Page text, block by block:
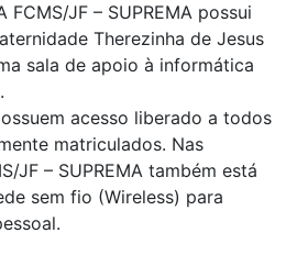
JF – SUPREMA possui
Therezinha de Jesus
sala de apoio à informática
acesso liberado a todos
matriculados. Nas
JF – SUPREMA também está
sem fio (Wireless) para